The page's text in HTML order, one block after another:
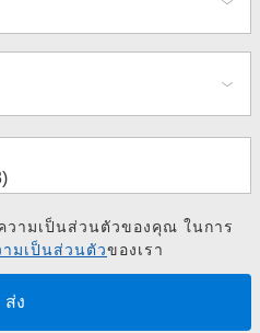
ามเป็นส่วนตัวของคุณ ในการ
มเป็นส่วนตัวของเรา